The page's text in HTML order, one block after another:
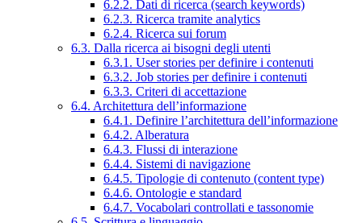
6.2.2. Dati di ricerca (search keywords)
6.2.3. Ricerca tramite analytics
6.2.4. Ricerca sui forum
6.3. Dalla ricerca ai bisogni degli utenti
6.3.1. User stories per definire i contenuti
6.3.2. Job stories per definire i contenuti
6.3.3. Criteri di accettazione
6.4. Architettura dell’informazione
6.4.1. Definire l’architettura dell’informazione
6.4.2. Alberatura
6.4.3. Flussi di interazione
6.4.4. Sistemi di navigazione
6.4.5. Tipologie di contenuto (content type)
6.4.6. Ontologie e standard
6.4.7. Vocabolari controllati e tassonomie